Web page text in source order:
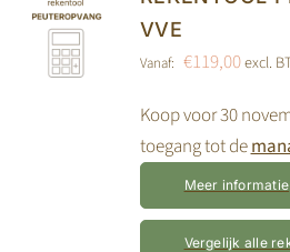
op
de
VVE
Vanaf: €119,00excl.
Koop voor 30
toegang tot de
Meer informatie
Vergelijk alle